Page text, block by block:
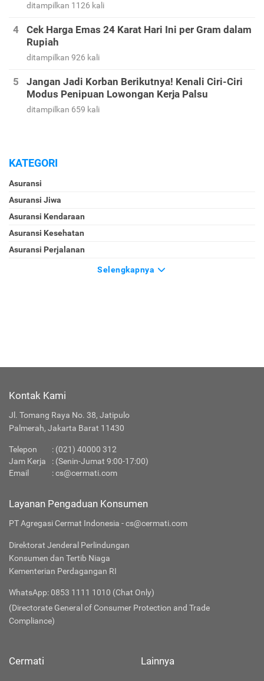
ditampilkan 1126 kali
Cek Harga Emas 24 Karat Hari Ini per Gram dalam
Rupiah
ditampilkan 926 kali
Jangan Jadi Korban Berikutnya! Kenali Ciri-Ciri
Modus Penipuan Lowongan Kerja Palsu
ditampilkan 659 kali
KATEGORI
Asuransi
Asuransi Jiwa
Asuransi Kendaraan
Asuransi Kesehatan
Asuransi Perjalanan
Selengkapnya
Kontak Kami
Jl. Tomang Raya No. 38, Jatipulo
Palmerah, Jakarta Barat 11430
Telepon : (021) 40000 312
Jam Kerja
: (Senin-Jumat 9:00-17:00)
Email
:cs@cermati.com
Layanan Pengaduan Konsumen
PT Agregasi Cermat Indonesia - cs@cermati.com
Direktorat Jenderal Perlindungan
Konsumen dan Tertib Niaga
Kementerian Perdagangan RI
WhatsApp: 0853 1111 1010 (Chat Only)
(Directorate General of Consumer Protection and Trade
Compliance)
Cermati Lainnya